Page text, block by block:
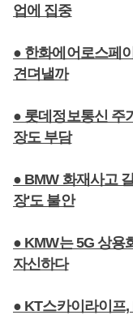
업에 집중
● 한화에어로스페
견뎌낼까
● 롯데정보통신 주
장도 부담
● BMW 화재사고
장'도 불안
● KMW는 5G 상용
자신하다
● KT스카이라이프